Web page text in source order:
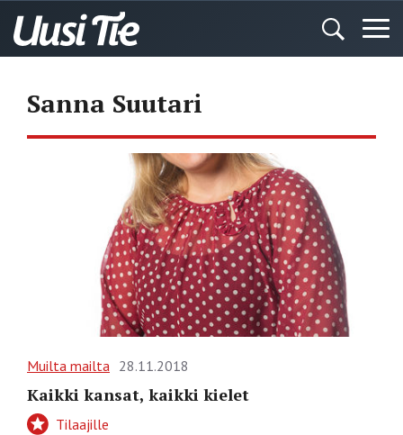
Sanna Suutari
Muilta mailta 28.11.2018
Kaikki kansat, kaikki kielet
Tilaajille